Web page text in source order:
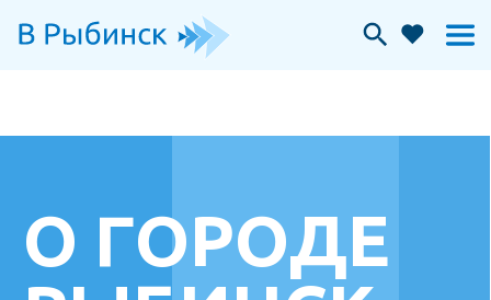
Актуальная информация об истории
РЫБИНСК